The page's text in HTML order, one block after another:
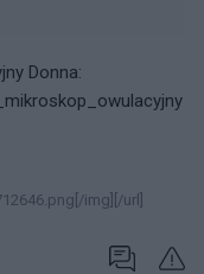
Donna:
img][/url]